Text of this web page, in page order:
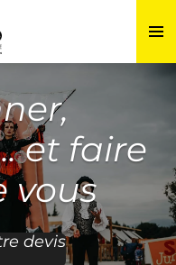
et faire
vous
devis